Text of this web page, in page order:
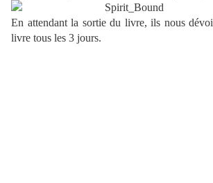
En attendant la sortie du livre, ils nous
livre tous les 3 jours.